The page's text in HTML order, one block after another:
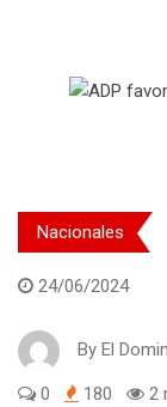
Nacionales
24/06/2024
By El
0 180 2